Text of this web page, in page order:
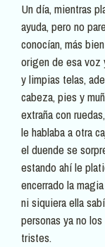
Un día, mientras
ayuda, pero no
conocían, más
origen de esa voz
y limpias telas,
cabeza, pies y
extraña con
le hablaba a otra
el duende se
estando ahí le
encerrado la
ni siquiera ella
personas ya no
tristes.